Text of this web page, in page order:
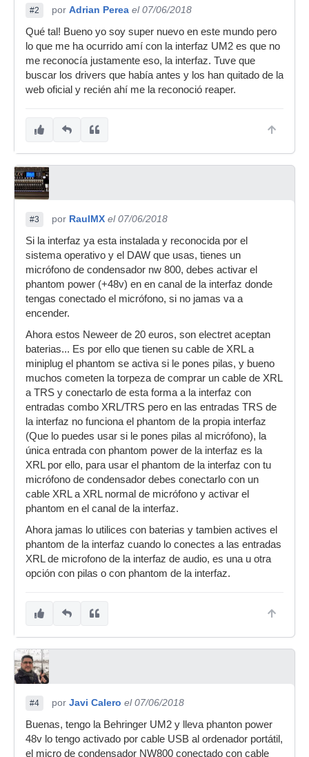
#2 por Adrian Perea el 07/06/2018
Qué tal! Bueno yo soy super nuevo en este mundo pero
lo que me ha ocurrido amí con la interfaz UM2 es que no
me reconocía justamente eso, la interfaz. Tuve que
buscar los drivers que había antes y los han quitado de la
web oficial y recién ahí me la reconoció reaper.
#3 por RaulMX el 07/06/2018
Si la interfaz ya esta instalada y reconocida por el
sistema operativo y el DAW que usas, tienes un
micrófono de condensador nw 800, debes activar el
phantom power (+48v) en en canal de la interfaz donde
tengas conectado el micrófono, si no jamas va a
encender.
Ahora estos Neweer de 20 euros, son electret aceptan
baterias... Es por ello que tienen su cable de XRL a
miniplug el phantom se activa si le pones pilas, y bueno
muchos cometen la torpeza de comprar un cable de XRL
a TRS y conectarlo de esta forma a la interfaz con
entradas combo XRL/TRS pero en las entradas TRS de
la interfaz no funciona el phantom de la propia interfaz
(Que lo puedes usar si le pones pilas al micrófono), la
única entrada con phantom power de la interfaz es la
XRL por ello, para usar el phantom de la interfaz con tu
micrófono de condensador debes conectarlo con un
cable XRL a XRL normal de micrófono y activar el
phantom en el canal de la interfaz.
Ahora jamas lo utilices con baterias y tambien actives el
phantom de la interfaz cuando lo conectes a las entradas
XRL de microfono de la interfaz de audio, es una u otra
opción con pilas o con phantom de la interfaz.
#4 por Javi Calero el 07/06/2018
Buenas, tengo la Behringer UM2 y lleva phanton power
48v lo tengo activado por cable USB al ordenador portátil,
el micro de condensador NW800 conectado con cable